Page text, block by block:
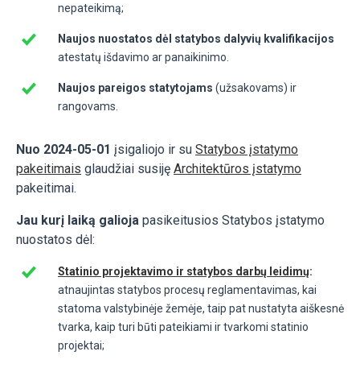
nepateikimą;
Naujos nuostatos dėl statybos dalyvių kvalifikacijos
atestatų išdavimo ar panaikinimo.
Naujos pareigos statytojams (užsakovams) ir
rangovams.
Nuo 2024-05-01 įsigaliojo ir su Statybos įstatymo
pakeitimais glaudžiai susiję Architektūros įstatymo
pakeitimai.
Jau kurį laiką galioja pasikeitusios Statybos įstatymo
nuostatos dėl:
Statinio projektavimo ir statybos darbų leidimų:
atnaujintas statybos procesų reglamentavimas, kai
statoma valstybinėje žemėje, taip pat nustatyta aiškesnė
tvarka, kaip turi būti pateikiami ir tvarkomi statinio
projektai;